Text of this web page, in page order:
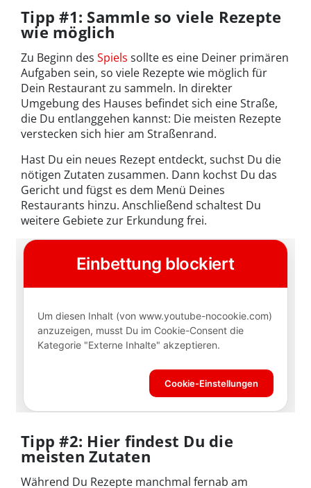
Tipp #1: Sammle so viele Rezepte
wie möglich
Zu Beginn des Spiels sollte es eine Deiner primären
Aufgaben sein, so viele Rezepte wie möglich für
Dein Restaurant zu sammeln. In direkter
Umgebung des Hauses befindet sich eine Straße,
die Du entlanggehen kannst: Die meisten Rezepte
verstecken sich hier am Straßenrand.
Hast Du ein neues Rezept entdeckt, suchst Du die
nötigen Zutaten zusammen. Dann kochst Du das
Gericht und fügst es dem Menü Deines
Restaurants hinzu. Anschließend schaltest Du
weitere Gebiete zur Erkundung frei.
Tipp #2: Hier findest Du die
meisten Zutaten
Während Du Rezepte manchmal fernab am